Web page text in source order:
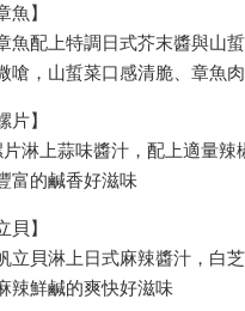
魚】
魚配上特調日式芥末醬與山
嗆，山蜇菜口感清脆、章魚
片】
片淋上蒜味醬汁，配上適量辣
富的鹹香好滋味
貝】
立貝淋上日式麻辣醬汁，白
辣鮮鹹的爽快好滋味